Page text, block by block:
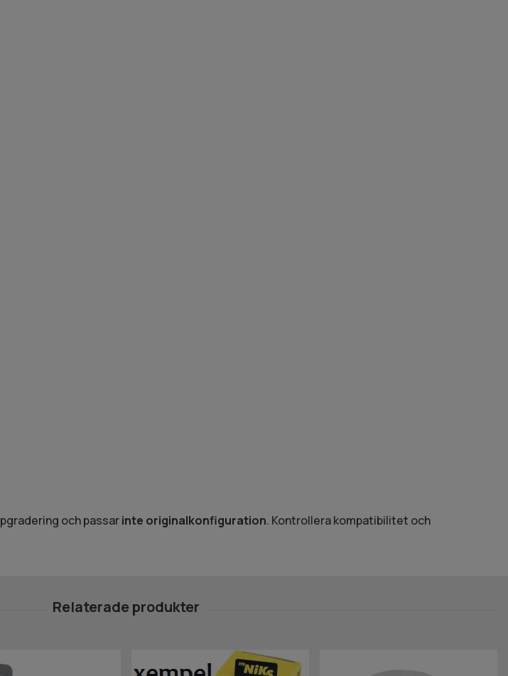
och passarinte originalkonfiguration. Kontrollera kompatibilitet och